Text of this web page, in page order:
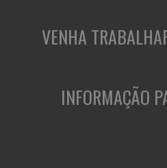
VENHA
INFORMAÇÃO